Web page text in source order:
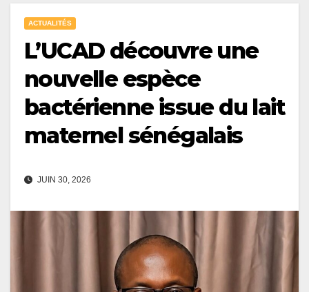
ACTUALITÉS
L’UCAD découvre une
nouvelle espèce
bactérienne issue du lait
maternel sénégalais
JUIN 30, 2026